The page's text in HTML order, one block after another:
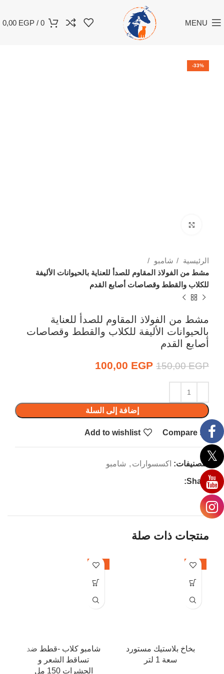
MENU
0
/
0,00 EGP
-33%
الرئيسية
شامبو
مشط من الفولاذ المقاوم للصدأ للعناية بالحيوانات الأليفة
للكلاب والقطط وقصاصات أصابع القدم
مشط من الفولاذ المقاوم للصدأ للعناية
بالحيوانات الأليفة للكلاب والقطط وقصاصات
أصابع القدم
150,00EGP
السعر الأصلي هو:
100,00 EGP
إضافة إلى السلة
Compare
Add to wishlist
التصنيفات: اكسسوارات , شامبو
Share:
منتجات ذات صلة
-40%
بخاخ بلاستيك مستورد
سعة 1 لتر
-40%
شامبو كلاب -قطط ضد
تساقط الشعر و
الحشرات 150 مل